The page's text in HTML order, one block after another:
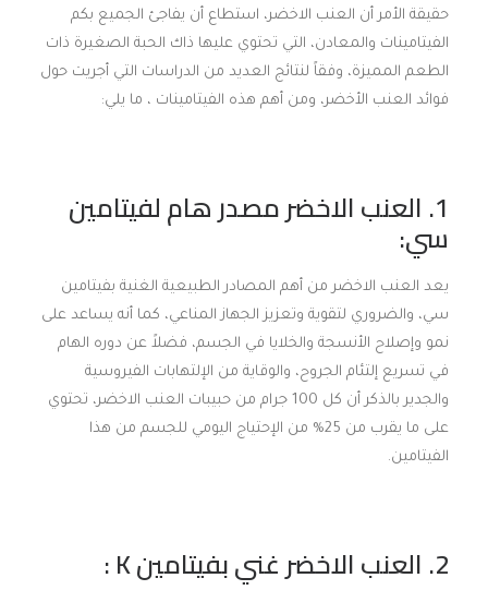
حقيقة الأمر أن العنب الاخضر، استطاع أن يفاجئ الجميع بكم
الفيتامينات والمعادن، التي تحتوي عليها ذاك الحبة الصغيرة ذات
الطعم المميزة، وفقاً لنتائج العديد من الدراسات التي أجريت حول
فوائد العنب الأخضر، ومن أهم هذه الفيتامينات ، ما يلي:
1. العنب الاخضر مصدر هام لفيتامين
سي:
يعد العنب الاخضر من أهم المصادر الطبيعية الغنية بفيتامين
سي، والضروري لتقوية وتعزيز الجهاز المناعي، كما أنه يساعد على
نمو وإصلاح الأنسجة والخلايا في الجسم، فضلاً عن دوره الهام
في تسريع إلتئام الجروح، والوقاية من الإلتهابات الفيروسية
والجدير بالذكر أن كل 100 جرام من حبيبات العنب الاخضر، تحتوي
على ما يقرب من 25% من الإحتياج اليومي للجسم من هذا
الفيتامين.
2. العنب الاخضر غني بفيتامينK
: